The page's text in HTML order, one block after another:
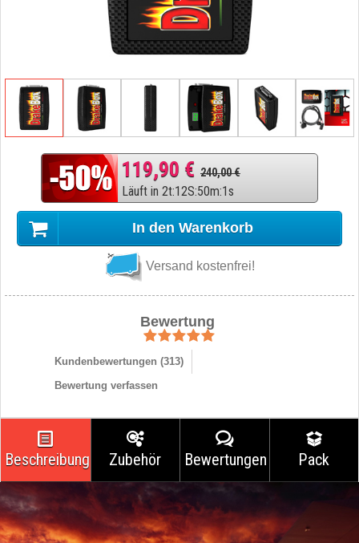
119,90 € 240,00 €
Läuft in 2t:12S:50m:0s
In den Warenkorb
Versand kostenfrei!
Bewertung
Kundenbewertungen (313)
Bewertung verfassen
Beschreibung Zubehör Bewertungen Pack